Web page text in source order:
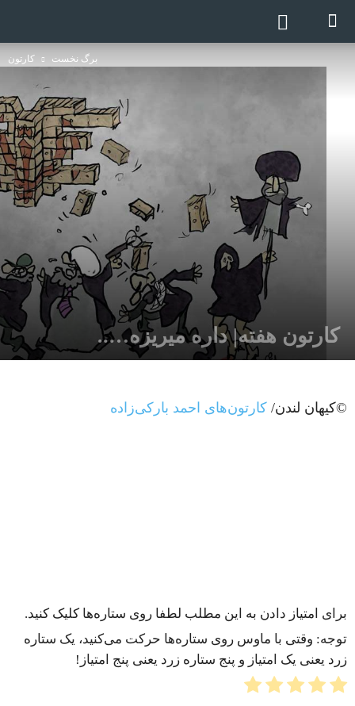
برگ نخست کارتون
کارتون هفته| داره میریزه…..
©کیهان لندن/ کارتون‌های احمد بارکی‌زاده
برای امتیاز دادن به این مطلب لطفا روی ستاره‌ها کلیک کنید.
توجه: وقتی با ماوس روی ستاره‌ها حرکت می‌کنید، یک ستاره
زرد یعنی یک امتیاز و پنج ستاره زرد یعنی پنج امتیاز!